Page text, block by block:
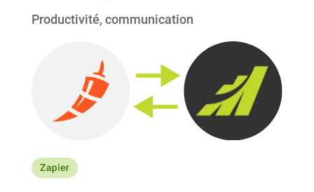
Productivité, communication